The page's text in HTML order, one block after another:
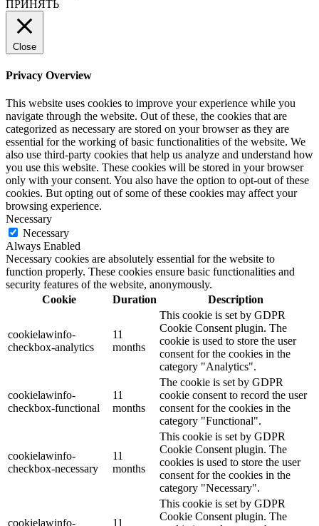
ПРИНЯТЬ
Close
Privacy Overview
This website uses cookies to improve your experience while you
navigate through the website. Out of these, the cookies that are
categorized as necessary are stored on your browser as they are
essential for the working of basic functionalities of the website. We
also use third-party cookies that help us analyze and understand how
you use this website. These cookies will be stored in your browser
only with your consent. You also have the option to opt-out of these
cookies. But opting out of some of these cookies may affect your
browsing experience.
Necessary
Necessary
Always Enabled
Necessary cookies are absolutely essential for the website to
function properly. These cookies ensure basic functionalities and
security features of the website, anonymously.
Cookie
Duration Description
cookielawinfo-
checkbox-analytics
11
months
This cookie is set by GDPR
Cookie Consent plugin. The
cookie is used to store the user
consent for the cookies in the
category "Analytics".
cookielawinfo-
checkbox-functional
11
months
The cookie is set by GDPR
cookie consent to record the user
consent for the cookies in the
category "Functional".
cookielawinfo-
checkbox-necessary
11
months
This cookie is set by GDPR
Cookie Consent plugin. The
cookies is used to store the user
consent for the cookies in the
category "Necessary".
cookielawinfo- 11
This cookie is set by GDPR
Cookie Consent plugin. The